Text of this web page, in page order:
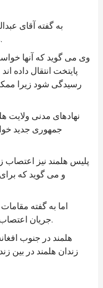
به گفته آقای
زندانیان جنایی و سیاسی است.
وی می گوید که آنها
پایتخت انتقال داده
رسیدگی شود زیرا
نهادهای مدنی ولایت
جمهوری جدید
پلیس هلمند نیز اعتصاب
و می گوید که
اما به گفته
جریان اعتصاب زندانیان هلمند رخ نداده است.
هلمند در جنوب
زندان هلمند در بین